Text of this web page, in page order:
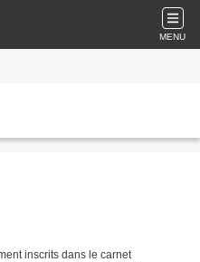
MENU
inscrits dans le carnet